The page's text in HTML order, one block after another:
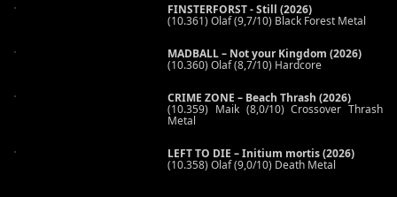
FINSTERFORST - Still (2026)
(10.361) Olaf (9,7/10) Black Forest Metal
MADBALL – Not your Kingdom (2026)
(10.360) Olaf (8,7/10) Hardcore
CRIME ZONE – Beach Thrash (2026)
(10.359) Maik (8,0/10) Crossover Thrash
Metal
LEFT TO DIE – Initium mortis (2026)
(10.358) Olaf (9,0/10) Death Metal